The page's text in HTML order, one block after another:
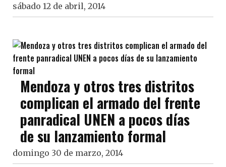
sábado 12 de abril, 2014
Mendoza y otros tres distritos
complican el armado del frente
panradical UNEN a pocos días
de su lanzamiento formal
domingo 30 de marzo, 2014